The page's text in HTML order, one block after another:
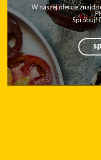
Sałatka bez dressingu
dressingi Roleski,